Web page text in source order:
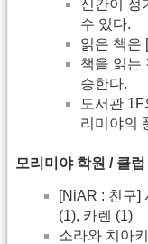
신간이 정
수 있다.
읽은 책은
책을 읽는
승한다.
도서관 1F
리미야의
모리미야 학원 / 클
[NiAR : 친구]
(1), 카렌 (1)
소라와 치아